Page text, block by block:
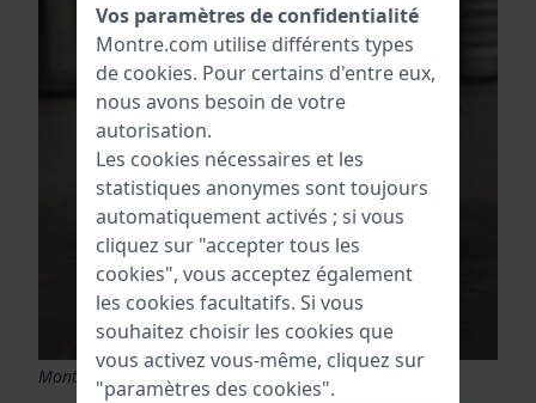
Montre squelette Edox Delphin Meccano
Vos paramètres de confidentialité
Montre.com utilise différents types
de cookies. Pour certains d'entre eux,
nous avons besoin de votre
autorisation.
Les cookies nécessaires et les
statistiques anonymes sont toujours
automatiquement activés ; si vous
cliquez sur "accepter tous les
cookies", vous acceptez également
les cookies facultatifs. Si vous
souhaitez choisir les cookies que
vous activez vous-même, cliquez sur
"paramètres des cookies".